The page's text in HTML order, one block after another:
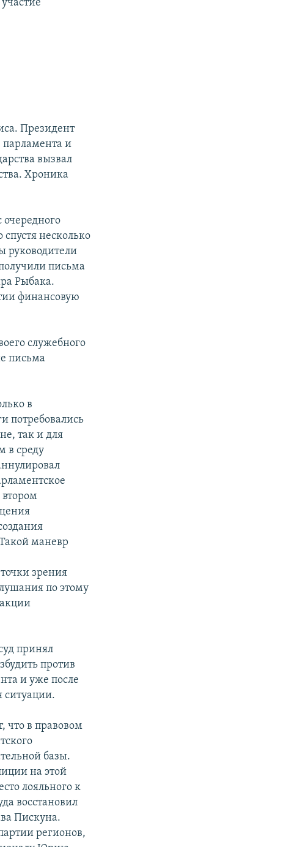
Президент
парламента и
вызвал
Хроника
несколько
руководители
письма
Рыбака.
финансовую
служебного
письма
в
потребовались
так и для
в среду
маневр
зрения
по этому
принял
против
и уже после
ситуации.
что в правовом
базы.
на этой
лояльного к
восстановил
Пискуна.
регионов,